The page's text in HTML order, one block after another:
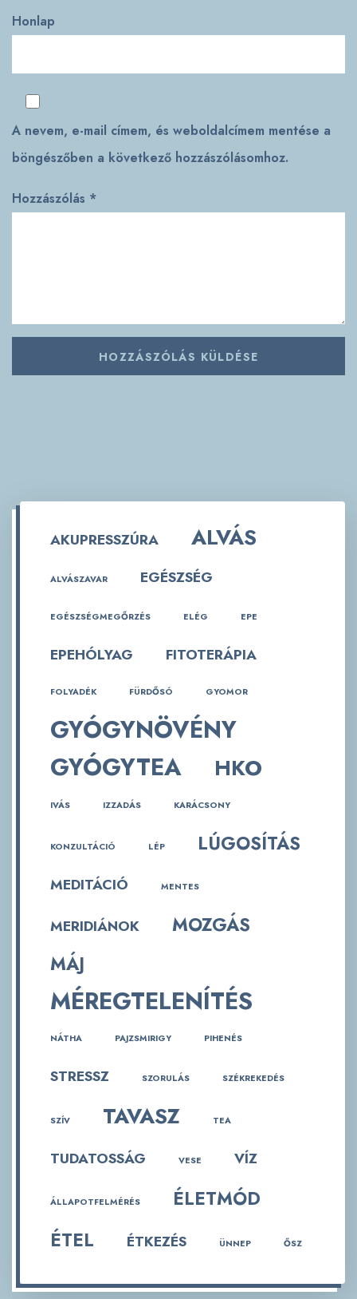
Honlap
A nevem, e-mail címem, és weboldalcímem mentése a
böngészőben a következő hozzászólásomhoz.
Hozzászólás *
AKUPRESSZÚRA ALVÁS
ALVÁSZAVAR EGÉSZSÉG
EGÉSZSÉGMEGŐRZÉS ELÉG EPE
EPEHÓLYAG FITOTERÁPIA
FOLYADÉK FÜRDŐSÓ GYOMOR
GYÓGYNÖVÉNY
GYÓGYTEA
HKO
IVÁS IZZADÁS KARÁCSONY
KONZULTÁCIÓ LÉP LÚGOSÍTÁS
MEDITÁCIÓ MENTES
MERIDIÁNOK
MOZGÁS
MÁJ
MÉREGTELENÍTÉS
NÁTHA PAJZSMIRIGY PIHENÉS
STRESSZ SZORULÁS SZÉKREKEDÉS
SZÍV TAVASZ TEA
TUDATOSSÁG VESE VÍZ
ÁLLAPOTFELMÉRÉS
ÉLETMÓD
ÉTEL
ÉTKEZÉS ÜNNEP ŐSZ